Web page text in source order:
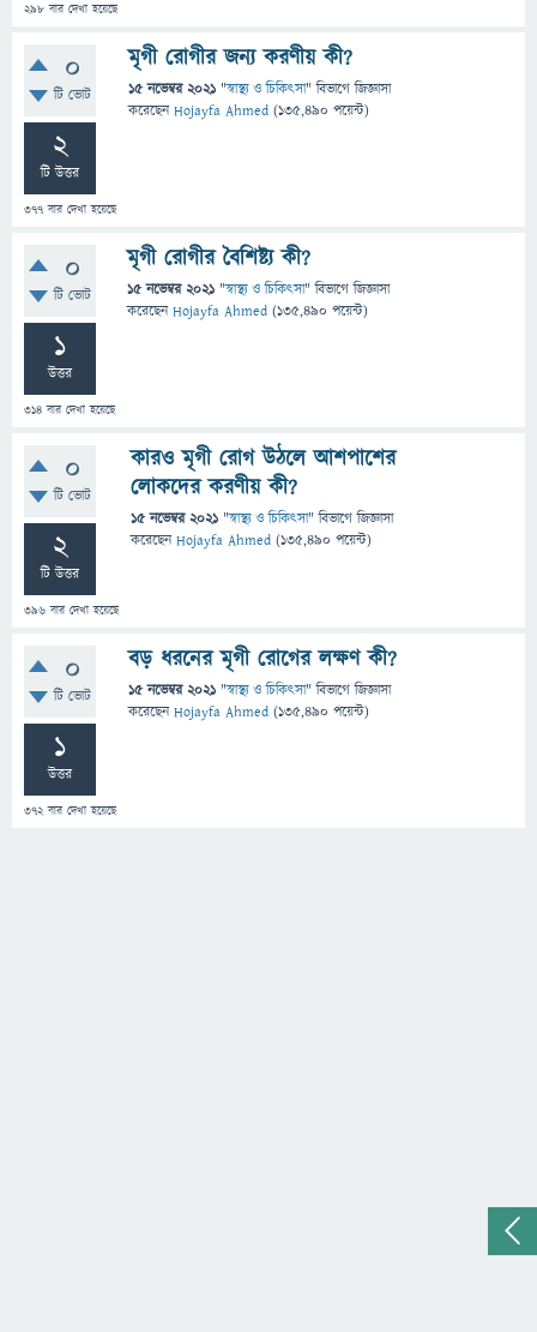
298 বার দেখা হয়েছে
0
টি ভোট
2
টি উত্তর
377 বার দেখা হয়েছে
মৃগী রোগীর জন্য করণীয় কী?
15 নভেম্বর 2021 "স্বাস্থ্য ও চিকিৎসা" বিভাগে জিজ্ঞাসা
করেছেনHojayfa Ahmed (135,490 পয়েন্ট)
0
টি ভোট
1
উত্তর
314 বার দেখা হয়েছে
মৃগী রোগীর বৈশিষ্ট্য কী?
15 নভেম্বর 2021 "স্বাস্থ্য ও চিকিৎসা" বিভাগে জিজ্ঞাসা
করেছেনHojayfa Ahmed (135,490 পয়েন্ট)
0
টি ভোট
2
টি উত্তর
396 বার দেখা হয়েছে
কারও মৃগী রোগ উঠলে আশপাশের
লোকদের করণীয় কী?
15 নভেম্বর 2021 "স্বাস্থ্য ও চিকিৎসা" বিভাগে জিজ্ঞাসা
করেছেনHojayfa Ahmed (135,490 পয়েন্ট)
0
টি ভোট
1
উত্তর
372বার দেখা হয়েছে
বড় ধরনের মৃগী রোগের লক্ষণ কী?
15 নভেম্বর 2021 "স্বাস্থ্য ও চিকিৎসা" বিভাগে জিজ্ঞাসা
করেছেনHojayfa Ahmed (135,490 পয়েন্ট)